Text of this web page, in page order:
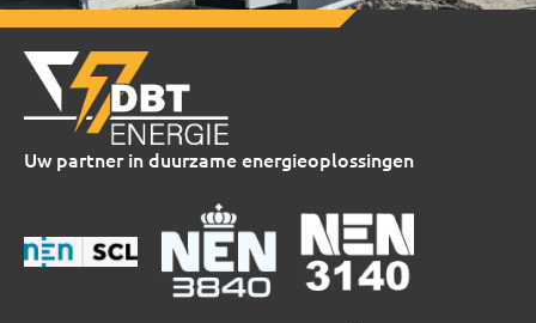
Uw partner in duurzame energieoplossingen